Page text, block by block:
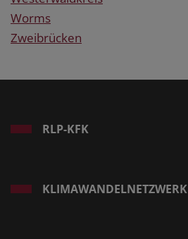
Worms
Zweibrücken
RLP-KFK
KLIMAWANDELNETZWERK